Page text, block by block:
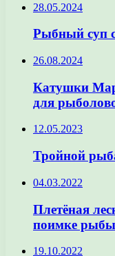
28.05.2024
Рыбный суп
26.08.2024
Катушки
для
12.05.2023
Тройной
04.03.2022
Плетёная
поимке рыбы
19.10.2022